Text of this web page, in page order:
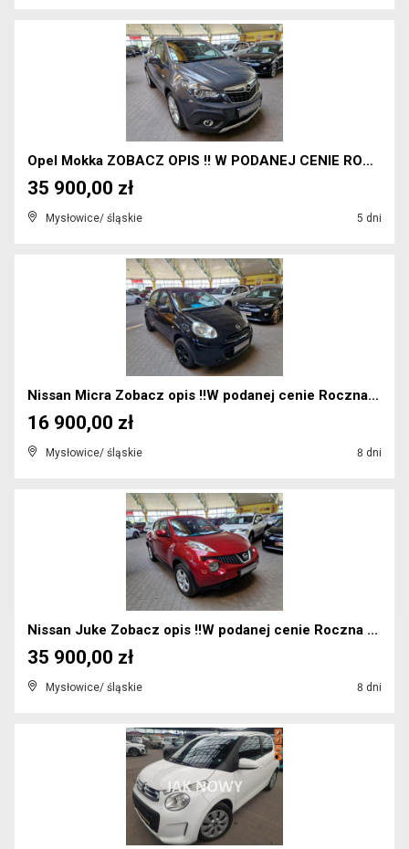
Opel Mokka ZOBACZ OPIS !! W PODANEJ CENIE ROCZNA G...
Mysłowice/ śląskie 5 dni
35 900,00 zł
Nissan Micra Zobacz opis !!W podanej cenie Roczna...
Mysłowice/ śląskie 8 dni
16 900,00 zł
Nissan Juke Zobacz opis !!W podanej cenie Roczna ...
Mysłowice/ śląskie 8 dni
35 900,00 zł